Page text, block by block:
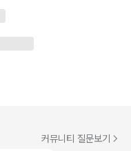
커뮤니티 질문보기